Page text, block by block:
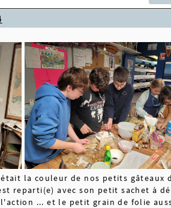
la couleur de nos petits
reparti(e) avec son petit sachet à
... et le petit grain de folie